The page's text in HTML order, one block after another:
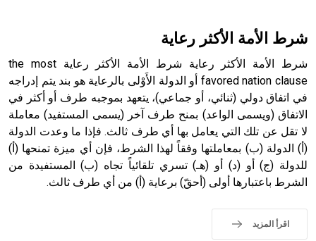
- هل تعلم أن أبجر Abgar اسم معروف جيداً يعود إلى عدد من
الملوك الذين حكموا مدينة إديسا (الرها) من أبجر الأول وحتى
التاسع، وهم ينتسبون إلى أسرة أوسروين
sign تكتب منفصلة غير متصلة، وتعتمد المبدأ الأكوروفوني،
شرط الأمة الأكثر رعاية
شرط الأمة الأكثر رعاية شرط الأمة الأكثر رعاية the most
favored nation clause أو الدولة الأَوْلى بالرعاية هو بند يتم إدراجه
في اتفاق دولي (ثنائي، أو جماعي)، يتعهد بموجبه طرف أو أكثر في
الاتفاق (ويسمى الواعد) بمنح طرف آخر (يسمى المستفيد) معاملة
لا تقل عن تلك التي يعامل بها أي طرف ثالث. فإذا ما وعدت الدولة
(أ) الدولة (ب) بمعاملتها وفقاً لهذا الشرط، فإن أي ميزة تمنحها (أ)
للدولة (ج) أو (د) أو (هـ) تسري تلقائياً تجاه (ب) المستفيدة من
الشرط باعتبارها أولى (أحقّ) برعاية (أ) من أي طرف ثالث.
اقرأ المزيد